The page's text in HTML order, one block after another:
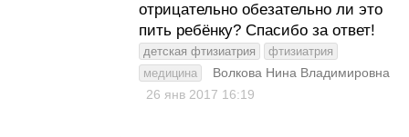
отрицательно обезательно ли это
пить ребёнку? Спасибо за ответ!
детская фтизиатрия
фтизиатрия
медицина
Волкова Нина Владимировна
26 янв 2017 16:19